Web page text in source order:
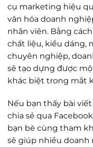
cụ marketing hiệu
văn hóa doanh
nhân viên. Bằng
chất liệu, kiểu dáng,
chuyên nghiệp,
sẽ tạo dựng được
khác biệt trong mắt
Nếu bạn thấy bài
chia sẻ qua
bạn bè cùng tham
sẽ giúp nhiều doanh